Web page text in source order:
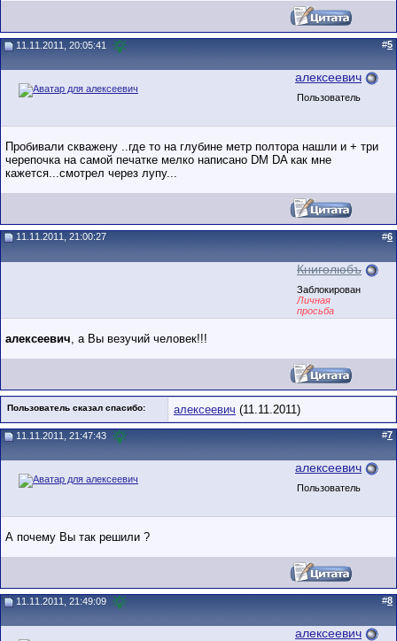
11.11.2011, 20:05:41 #5
алексеевич
Пользователь
Пробивали скважену ..где то на глубине метр полтора нашли и + три
черепочка на самой печатке мелко написано DM DA как мне
кажется...смотрел через лупу...
11.11.2011, 21:00:27 #6
Книголюбъ
Заблокирован
Личная
просьба
алексеевич, а Вы везучий человек!!!
Пользователь сказал cпасибо: алексеевич (11.11.2011)
11.11.2011, 21:47:43 #7
алексеевич
Пользователь
А почему Вы так решили ?
11.11.2011, 21:49:09 #8
алексеевич